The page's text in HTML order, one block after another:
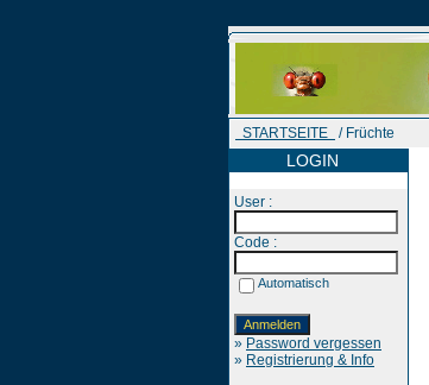
STARTSEITE / Früchte
LOGIN
User :
Code :
Automatisch
» Password vergessen
» Registrierung & Info